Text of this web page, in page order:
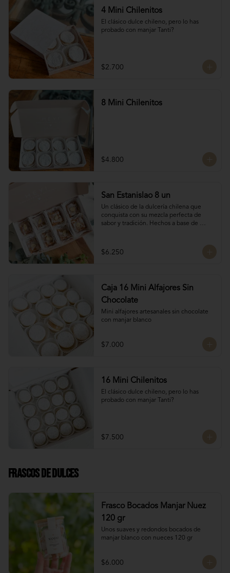
4 Mini Chilenitos
El clásico dulce chileno, pero lo has
probado con manjar Tanti?
$2.700
8 Mini Chilenitos
$4.800
San Estanislao 8 un
Un clásico de la dulcería chilena que
conquista con su mezcla perfecta de
sabor y tradición. Hechos a base de
cada San Estanislao guarda ese toque
casero y especial que solo ella sabe dar.
antojo dulce lleno de cariño.
$6.250
Caja 16 Mini Alfajores Sin
Chocolate
Mini alfajores artesanales sin chocolate
con manjar blanco
$7.000
16 Mini Chilenitos
El clásico dulce chileno, pero lo has
probado con manjar Tanti?
$7.500
Frascos de Dulces
Frasco Bocados Manjar Nuez
120 gr
Unos suaves y redondos bocados de
manjar blanco con nueces 120 gr
$6.000